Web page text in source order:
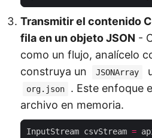
Transmitir el contenido
fila en un objeto JSON -
como un flujo, analícelo
construya un
JSONArray
org.json
. Este enfoque
archivo en memoria.
InputStream csvStream =